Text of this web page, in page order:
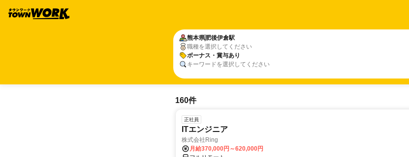
熊本県肥後伊倉駅
職種を選択してください
ボーナス・賞与あり
キーワードを選択してください
160件
正社員
ITエンジニア
株式会社Ring
月給370,000円～620,000円